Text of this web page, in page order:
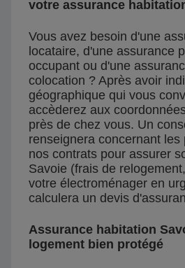
votre assurance
Vous avez besoin d'une
locataire, d'une assurance
occupant ou d'une
colocation ? Après avoir
géographique qui vous
accèderez aux
près de chez vous. Un
renseignera concernant les
nos contrats pour assurer
Savoie (frais de
votre électroménager en
calculera un devis
Assurance habitation
logement bien protégé